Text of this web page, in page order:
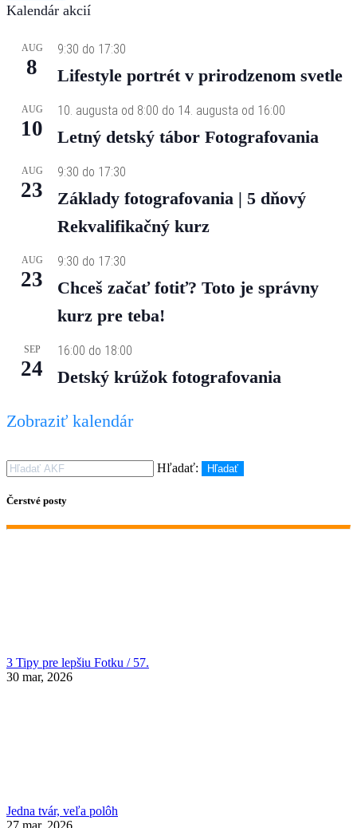
Kalendár akcií
AUG
8
9:30 do 17:30
Lifestyle portrét v prirodzenom svetle
AUG
10
10. augusta od 8:00 do 14. augusta od 16:00
Letný detský tábor Fotografovania
AUG
23
9:30 do 17:30
Základy fotografovania | 5 dňový
Rekvalifikačný kurz
AUG
23
9:30 do 17:30
Chceš začať fotiť? Toto je správny
kurz pre teba!
SEP
24
16:00 do 18:00
Detský krúžok fotografovania
Zobraziť kalendár
Hľadať: Hľadať
Čerstvé posty
3 Tipy pre lepšiu Fotku / 57.
30 mar, 2026
Jedna tvár, veľa polôh